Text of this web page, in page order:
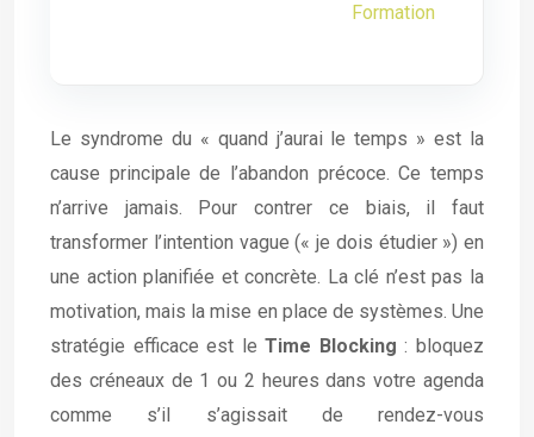
Formation
Le syndrome du « quand j’aurai le temps » est la
cause principale de l’abandon précoce. Ce temps
n’arrive jamais. Pour contrer ce biais, il faut
transformer l’intention vague (« je dois étudier ») en
une action planifiée et concrète. La clé n’est pas la
motivation, mais la mise en place de systèmes. Une
stratégie efficace est leTime Blocking : bloquez
des créneaux de 1 ou 2 heures dans votre agenda
comme s’il s’agissait de rendez-vous